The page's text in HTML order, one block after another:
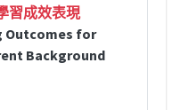
習成效表現
Outcomes for
Background